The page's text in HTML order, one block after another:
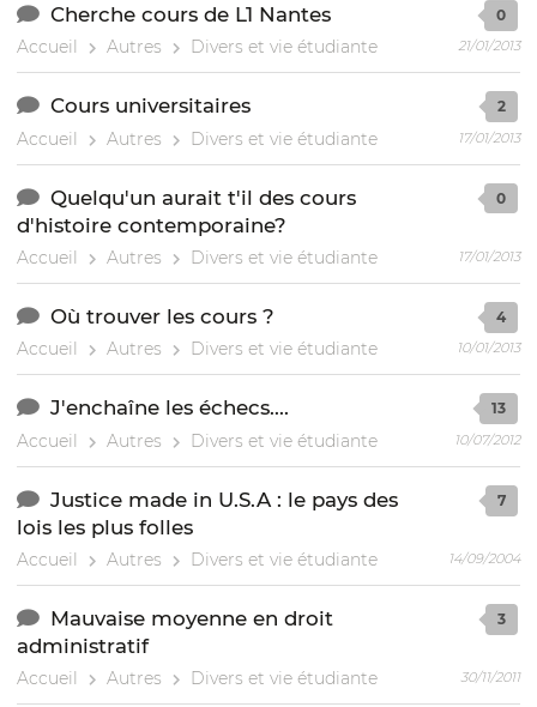
Cherche cours de L1 Nantes
Accueil Autres Divers et vie étudiante
0
21/01/2013
Cours universitaires
Accueil Autres Divers et vie étudiante
2
17/01/2013
Quelqu'un aurait t'il des cours
d'histoire contemporaine?
Accueil Autres Divers et vie étudiante
0
17/01/2013
Où trouver les cours ?
Accueil Autres Divers et vie étudiante
4
10/01/2013
J'enchaîne les échecs....
Accueil Autres Divers et vie étudiante
13
10/07/2012
Justice made in U.S.A : le pays des
lois les plus folles
Accueil Autres Divers et vie étudiante
7
14/09/2004
Mauvaise moyenne en droit
administratif
Accueil Autres Divers et vie étudiante
3
30/11/2011